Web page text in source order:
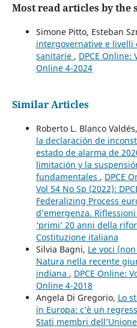
Most read articles by the
Simone Pitto, Esteban
intergovernative e livelli
sanitarie , DPCE Online:
Online 4-2024
Similar Articles
Roberto L. Blanco Valdés,
la declaración de
estado de alarma de
limitación y la
fundamentales , DPCE
Vol 54 No Sp (2022):
Federalizing Process
d’emergenza.
‘primi’ 20 anni della
Costituzione italiana
Silvia Bagni, Le voci
Natura nella recente
indiana , DPCE Online:
Online 4-2018
Angela Di Gregorio, Lo
in Europa: c’è un
Stati membri